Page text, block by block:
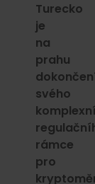
Turecko
je
na
prahu
svého
rámce
pro